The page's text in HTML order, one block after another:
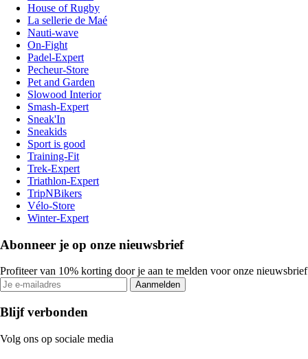
House of Rugby
La sellerie de Maé
Nauti-wave
On-Fight
Padel-Expert
Pecheur-Store
Pet and Garden
Slowood Interior
Smash-Expert
Sneak'In
Sneakids
Sport is good
Training-Fit
Trek-Expert
Triathlon-Expert
TripNBikers
Vélo-Store
Winter-Expert
Abonneer je op onze nieuwsbrief
Profiteer van 10% korting door je aan te melden voor onze nieuwsbrief
Aanmelden
Blijf verbonden
Volg ons op sociale media